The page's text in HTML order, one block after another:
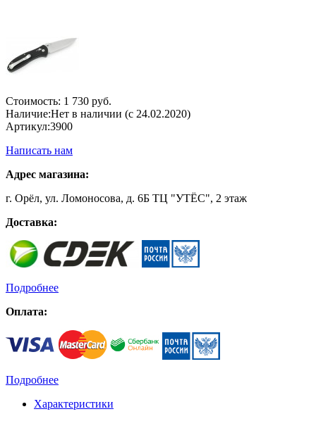
Стоимость: 1 730 руб.
Наличие:Нет в наличии (с 24.02.2020)
Артикул:3900
Написать нам
Адрес магазина:
г. Орёл, ул. Ломоносова, д. 6Б ТЦ "УТЁС", 2 этаж
Доставка:
Подробнее
Оплата:
Подробнее
Характеристики